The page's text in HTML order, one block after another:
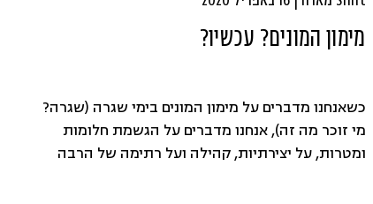
מימון המונים? עכשיו?
כשאנחנו מדברים על מימון המונים בימי שגרה (שגרה?
מי זוכר מה זה), אנחנו מדברים על הגשמת חלומות
ומטרות, על יצירתיות, קהילה ועל רתימה של הרבה